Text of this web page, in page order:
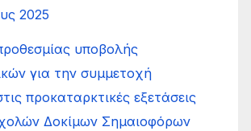
2025
υποβολής
για την συμμετοχή
προκαταρκτικές εξετάσεις
Δοκίμων Σημαιοφόρων